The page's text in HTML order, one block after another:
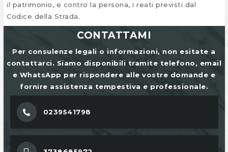
il patrimonio, e contro la persona, i reati previsti dal
Codice della Strada.
CONTATTAMI
Per consulenze legali o informazioni, non esitate a
contattarci. Siamo disponibili tramite telefono, email
e WhatsApp per rispondere alle vostre domande e
fornire assistenza tempestiva e professionale.
0239541798